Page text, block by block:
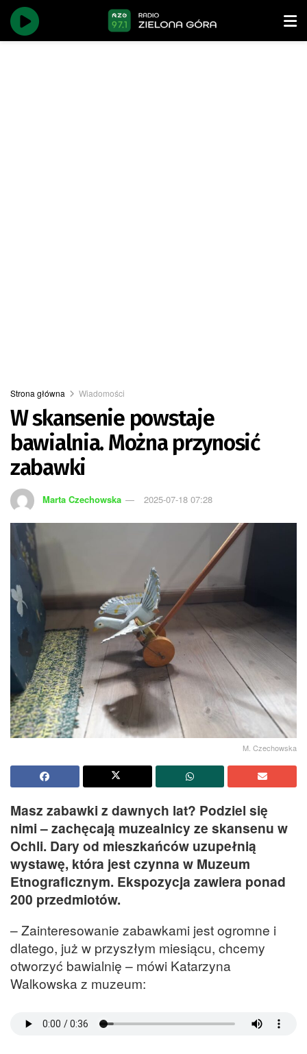
Strona główna Wiadomości
W skansenie powstaje
bawialnia. Można przynosić
zabawki
Marta Czechowska 2025-07-18 07:28
M. Czechowska
Masz zabawki z dawnych lat? Podziel się
nimi – zachęcają muzealnicy ze skansenu w
Ochli. Dary od mieszkańców uzupełnią
wystawę, która jest czynna w Muzeum
Etnograficznym. Ekspozycja zawiera ponad
200 przedmiotów.
– Zainteresowanie zabawkami jest ogromne i
dlatego, już w przyszłym miesiącu, chcemy
otworzyć bawialnię – mówi Katarzyna
Walkowska z muzeum: